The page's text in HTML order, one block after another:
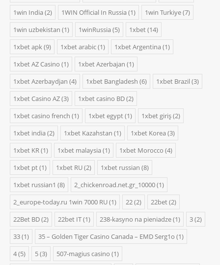
1win India (2) 1WIN Official In Russia (1) 1win Turkiye(7)
1win uzbekistan (1) 1winRussia (5) 1xbet(14)
1xbet apk (9) 1xbet arabic(1) 1xbet Argentina (1)
1xbet AZ Casino (1) 1xbet Azerbajan (1)
1xbet Azerbaydjan (4) 1xbet Bangladesh (6) 1xbet Brazil (3)
1xbet Casino AZ(3) 1xbet casino BD(2)
1xbet casino french (1) 1xbet egypt(1) 1xbet giriş(2)
1xbet india (2) 1xbet Kazahstan (1) 1xbet Korea (3)
1xbet KR (1) 1xbet malaysia (1) 1xbet Morocco (4)
1xbet pt(1) 1xbet RU(2) 1xbet russian (8)
1xbet russian1 (8) 2_chickenroad.net.gr_10000(1)
2_europe-today.ru 1win 7000 RU(1) 22(2) 22bet(2)
22Bet BD(2) 22bet IT(1) 238-kasyno na pieniadze(1) 3(2)
33(1) 35 – Golden Tiger Casino Canada – EMD Serg1o (1)
4(5) 5(3) 507-magius casino (1)